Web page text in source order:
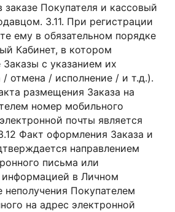
Покупателя и кассовый
3.11. При регистрации
ему в обязательном порядке
Кабинет, в котором
с указанием их
/ отмена / исполнение / и т.д.).
размещения Заказа на
номер мобильного
почты является
Факт оформления Заказа и
направлением
письма или
в Личном
неполучения Покупателем
на адрес электронной